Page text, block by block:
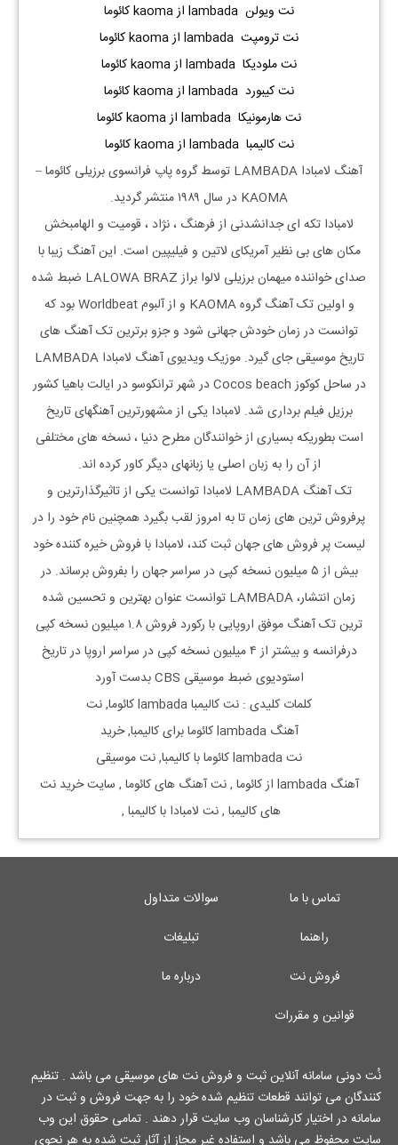
نت ویولن lambada از kaoma کائوما
نت ترومپت lambada از kaoma کائوما
نت ملودیکا lambada از kaoma کائوما
نت کیبورد lambada از kaoma کائوما
نت هارمونیکا lambada از kaoma کائوما
نت کالیمبا lambada از kaoma کائوما
آهنگ لامبادا LAMBADA توسط گروه پاپ فرانسوی برزیلی کائوما –
KAOMA در سال ۱۹۸۹ منتشر گردید.
لامبادا تکه ای جدانشدنی از فرهنگ ، نژاد ، قومیت و الهامبخش
مکان های بی نظیر آمریکای لاتین و فیلیپین است. این آهنگ زیبا با
صدای خواننده میهمان برزیلی لالوا براز LALOWA BRAZ ضبط شده
و اولین تک آهنگ گروه KAOMA و از آلبوم Worldbeat بود که
توانست در زمان خودش جهانی شود و جزو برترین تک آهنگ های
تاریخ موسیقی جای گیرد. موزیک ویدیوی آهنگ لامبادا LAMBADA
در ساحل کوکوز Cocos beach در شهر ترانکوسو در ایالت باهیا کشور
برزیل فیلم برداری شد. لامبادا یکی از مشهورترین آهنگهای تاریخ
است بطوریکه بسیاری از خوانندگان مطرح دنیا ، نسخه های مختلفی
از آن را به زبان اصلی یا زبانهای دیگر کاور کرده اند.
تک آهنگ LAMBADA لامبادا توانست یکی از تاثیرگذارترین و
پرفروش ترین های زمان تا به امروز لقب بگیرد همچنین نام خود را در
لیست پر فروش های جهان ثبت کند، لامبادا با فروش خیره کننده خود
بیش از ۵ میلیون نسخه کپی در سراسر جهان را بفروش برساند. در
زمان انتشار، LAMBADA توانست عنوان بهترین و تحسین شده
ترین تک آهنگ موفق اروپایی با رکورد فروش ۱.۸ میلیون نسخه کپی
درفرانسه و بیشتر از ۴ میلیون نسخه کپی در سراسر اروپا در تاریخ
استودیوی ضبط موسیقی CBS بدست آورد
کلمات کلیدی : نتکالیمباlambadaکائوما, نت
آهنگ lambadaکائومابرایکالیمبا, خرید
نتlambadaکائوماباکالیمبا, نت موسیقی
آهنگ lambada ازکائوما , نت آهنگ هایکائوما , سایت خرید نت
هایکالیمبا , نت لامبادا باکالیمبا ,
تماس با ما
سوالات متداول
راهنما
تبلیغات
فروش نت
درباره ما
قوانین و مقررات
نُت دونی سامانه آنلاین ثبت و فروش نت های موسیقی می باشد . تنظیم
کنندگان می توانند قطعات تنظیم شده خود را به جهت فروش و ثبت در
سامانه در اختیار کارشناسان وب سایت قرار دهند . تمامی حقوق این وب
سایت محفوظ می باشد و استفاده غیر مجاز از آثار ثبت شده به هر نحوی